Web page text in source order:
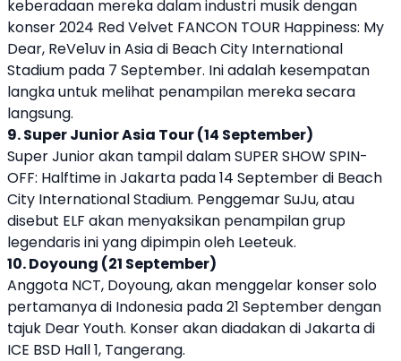
keberadaan mereka dalam industri musik dengan
konser 2024 Red Velvet FANCON TOUR Happiness: My
Dear, ReVe1uv in Asia di Beach City International
Stadium pada 7 September. Ini adalah kesempatan
langka untuk melihat penampilan mereka secara
langsung.
9. Super Junior Asia Tour (14 September)
Super Junior akan tampil dalam SUPER SHOW SPIN-
OFF: Halftime in Jakarta pada 14 September di Beach
City International Stadium. Penggemar SuJu, atau
disebut ELF akan menyaksikan penampilan grup
legendaris ini yang dipimpin oleh Leeteuk.
10. Doyoung (21 September)
Anggota NCT, Doyoung, akan menggelar konser solo
pertamanya di Indonesia pada 21 September dengan
tajuk Dear Youth. Konser akan diadakan di Jakarta di
ICE BSD Hall 1, Tangerang.